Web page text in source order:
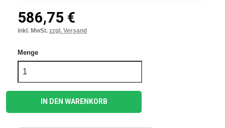
586,75 €
inkl. MwSt. zzgl. Versand
Menge
IN DEN WARENKORB